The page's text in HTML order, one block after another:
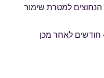
למטרת שימור